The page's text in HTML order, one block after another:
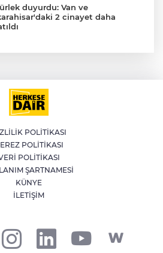
duyurdu: Van ve
2 cinayet daha
Müslümanlara kötü niyetli dış
karşı birleşme çağrısı
104 kilogram uyuşturucu
POLİTİKASI
POLİTİKASI
POLİTİKASI
ŞARTNAMESİ
KÜNYE
İLETİŞİM